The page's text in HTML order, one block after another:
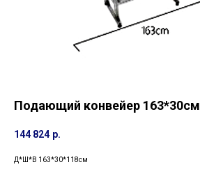
Подающий конвейер 163*30см
144 824 р.
Д*Ш*В 163*30*118см